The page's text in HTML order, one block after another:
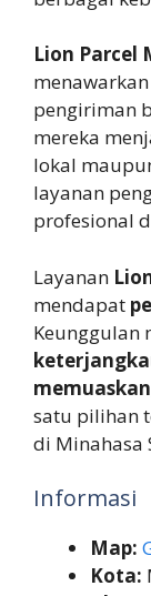
Lion Parcel
menawarkan
pengiriman
mereka
lokal
layanan
profesional
Layanan
mendapat
Keunggulan
memuaskan
satu pilihan
di Minahasa
Informasi
Map:
Kota: